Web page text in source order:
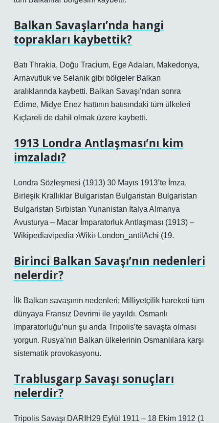
Balkan Savaşları’nda hangi
toprakları kaybettik?
Batı Thrakia, Doğu Tracium, Ege Adaları, Makedonya,
Arnavutluk ve Selanik gibi bölgeler Balkan
aralıklarında kaybetti. Balkan Savaşı’ndan sonra
Edirne, Midye Enez hattının batısındaki tüm ülkeleri
Kıçlareli de dahil olmak üzere kaybetti.
1913 Londra Antlaşması’nı kim
imzaladı?
Londra Sözleşmesi (1913) 30 Mayıs 1913’te İmza,
Birleşik Krallıklar Bulgaristan Bulgaristan Bulgaristan
Bulgaristan Sırbistan Yunanistan İtalya Almanya
Avusturya – Macar İmparatorluk Antlaşması (1913) –
Wikipediavipedia ›Wiki› London_antilAchi (19.
Birinci Balkan Savaşı’nın nedenleri
nelerdir?
İlk Balkan savaşının nedenleri; Milliyetçilik hareketi tüm
dünyaya Fransız Devrimi ile yayıldı. Osmanlı
İmparatorluğu’nun şu anda Tripolis’te savaşta olması
yorgun. Rusya’nın Balkan ülkelerinin Osmanlılara karşı
sistematik provokasyonu.
Trablusgarp Savaşı sonuçları
nelerdir?
Tripolis Savaşı DARIH29 Eylül 1911 – 18 Ekim 1912 (1